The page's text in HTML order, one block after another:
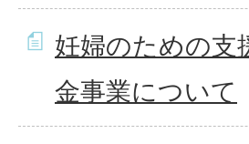
妊婦のための支
金事業について